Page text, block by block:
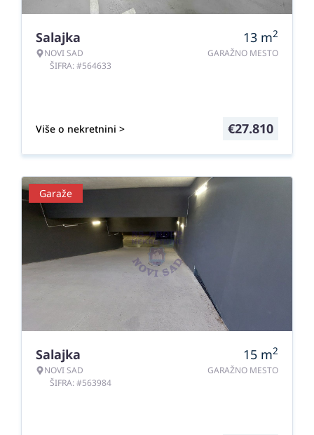
Salajka
NOVI SAD
ŠIFRA: #564633
13 m2
GARAŽNO MESTO
Više o nekretnini > €27.810
Garaže
Salajka
NOVI SAD
ŠIFRA: #563984
15 m2
GARAŽNO MESTO